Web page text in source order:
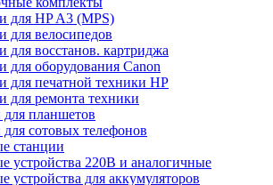
для HP A3 (MPS)
для велосипедов
для восстанов. картриджа
для оборудования Canon
для печатной техники HP
для ремонта техники
для планшетов
для сотовых телефонов
станции
устройства 220В и аналогичные
устройства для аккумуляторов